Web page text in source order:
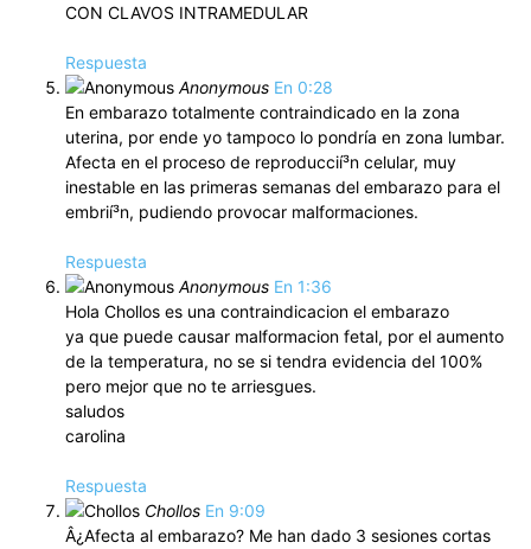
CON CLAVOS INTRAMEDULAR
Respuesta
Anonymous En 0:28
En embarazo totalmente contraindicado en la zona
uterina, por ende yo tampoco lo pondrí­a en zona lumbar.
Afecta en el proceso de reproduccií³n celular, muy
inestable en las primeras semanas del embarazo para el
embrií³n, pudiendo provocar malformaciones.
Respuesta
Anonymous En 1:36
Hola Chollos es una contraindicacion el embarazo
ya que puede causar malformacion fetal, por el aumento
de la temperatura, no se si tendra evidencia del 100%
pero mejor que no te arriesgues.
saludos
carolina
Respuesta
Chollos En 9:09
Â¿Afecta al embarazo? Me han dado 3 sesiones cortas